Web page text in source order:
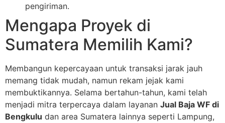
pengiriman.
Mengapa Proyek di
Sumatera Memilih Kami?
Membangun kepercayaan untuk transaksi jarak jauh
memang tidak mudah, namun rekam jejak kami
membuktikannya. Selama bertahun-tahun, kami telah
menjadi mitra terpercaya dalam layanan Jual Baja WF di
Bengkulu dan area Sumatera lainnya seperti Lampung,